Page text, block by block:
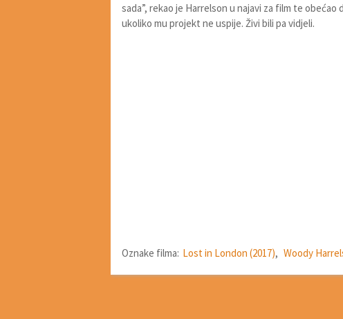
sada”, rekao je Harrelson u najavi za film te
ukoliko mu projekt ne uspije. Živi bili pa vidjeli.
Oznake filma: Lost in London (2017), Woody